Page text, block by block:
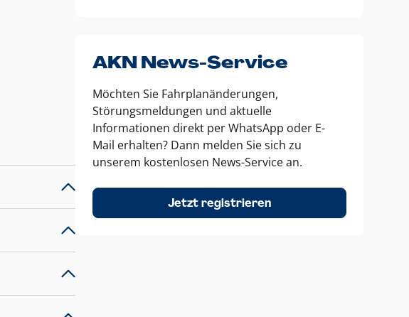
AKN News-Service
Möchten Sie Fahrplanänderungen,
Störungsmeldungen und aktuelle
Informationen direkt per WhatsApp oder E-
Mail erhalten? Dann melden Sie sich zu
unserem kostenlosen News-Service an.
Jetzt registrieren